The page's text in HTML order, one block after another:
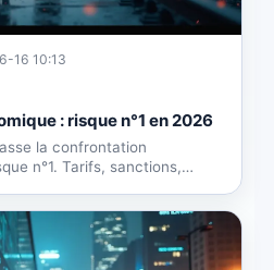
16 10:13
: risque n°1 en 2026
la confrontation
n°1. Tarifs, sanctions,